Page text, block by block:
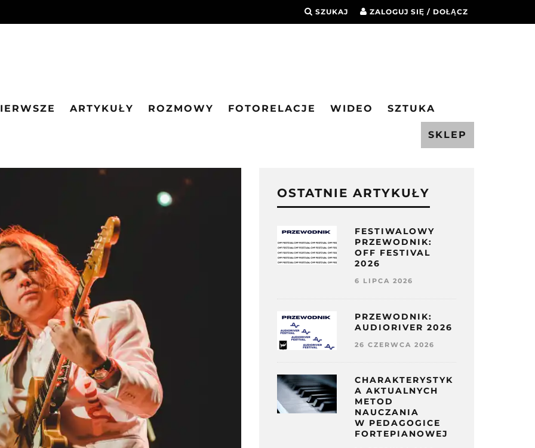
SZUKAJ ZALOGUJ SIĘ / DOŁĄCZ
ARTYKUŁY ROZMOWY FOTORELACJE WIDEO SZTUKA
SKLEP
OSTATNIE ARTYKUŁY
FESTIWALOWY
PRZEWODNIK:
OFF FESTIVAL
2026
6 LIPCA 2026
PRZEWODNIK:
AUDIORIVER 2026
26 CZERWCA 2026
CHARAKTERYSTYK
A AKTUALNYCH
METOD
NAUCZANIA
W PEDAGOGICE
FORTEPIANOWEJ